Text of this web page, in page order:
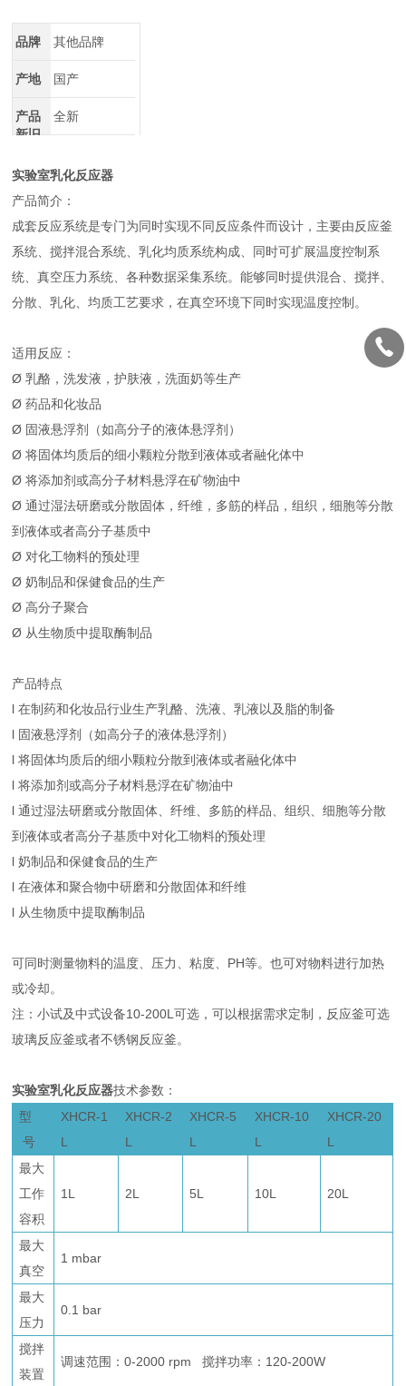
品牌 其他品牌
产地 国产
产品
新旧
全新
实验室乳化反应器
产品简介：
成套反应系统是专门为同时实现不同反应条件而设计，主要由反应釜
系统、搅拌混合系统、乳化均质系统构成、同时可扩展温度控制系
统、真空压力系统、各种数据采集系统。能够同时提供混合、搅拌、
分散、乳化、均质工艺要求，在真空环境下同时实现温度控制。
适用反应：
Ø 乳酪，洗发液，护肤液，洗面奶等生产
Ø 药品和化妆品
Ø 固液悬浮剂（如高分子的液体悬浮剂）
Ø 将固体均质后的细小颗粒分散到液体或者融化体中
Ø 将添加剂或高分子材料悬浮在矿物油中
Ø 通过湿法研磨或分散固体，纤维，多筋的样品，组织，细胞等分散
到液体或者高分子基质中
Ø 对化工物料的预处理
Ø 奶制品和保健食品的生产
Ø 高分子聚合
Ø 从生物质中提取酶制品
产品特点
l 在制药和化妆品行业生产乳酪、洗液、乳液以及脂的制备
l 固液悬浮剂（如高分子的液体悬浮剂）
l 将固体均质后的细小颗粒分散到液体或者融化体中
l 将添加剂或高分子材料悬浮在矿物油中
l 通过湿法研磨或分散固体、纤维、多筋的样品、组织、细胞等分散
到液体或者高分子基质中对化工物料的预处理
l 奶制品和保健食品的生产
l 在液体和聚合物中研磨和分散固体和纤维
l 从生物质中提取酶制品
可同时测量物料的温度、压力、粘度、PH等。也可对物料进行加热
或冷却。
注：小试及中式设备10-200L可选，可以根据需求定制，反应釜可选
玻璃反应釜或者不锈钢反应釜。
实验室乳化反应器技术参数：
型
号
XHCR-1
L
XHCR-2
L
XHCR-5
L
XHCR-10
L
XHCR-20
L
最大
工作
容积
1L 2L 5L 10L 20L
最大
真空
1 mbar
最大
压力
0.1 bar
搅拌
装置
调速范围：0-2000 rpm 搅拌功率：120-200W